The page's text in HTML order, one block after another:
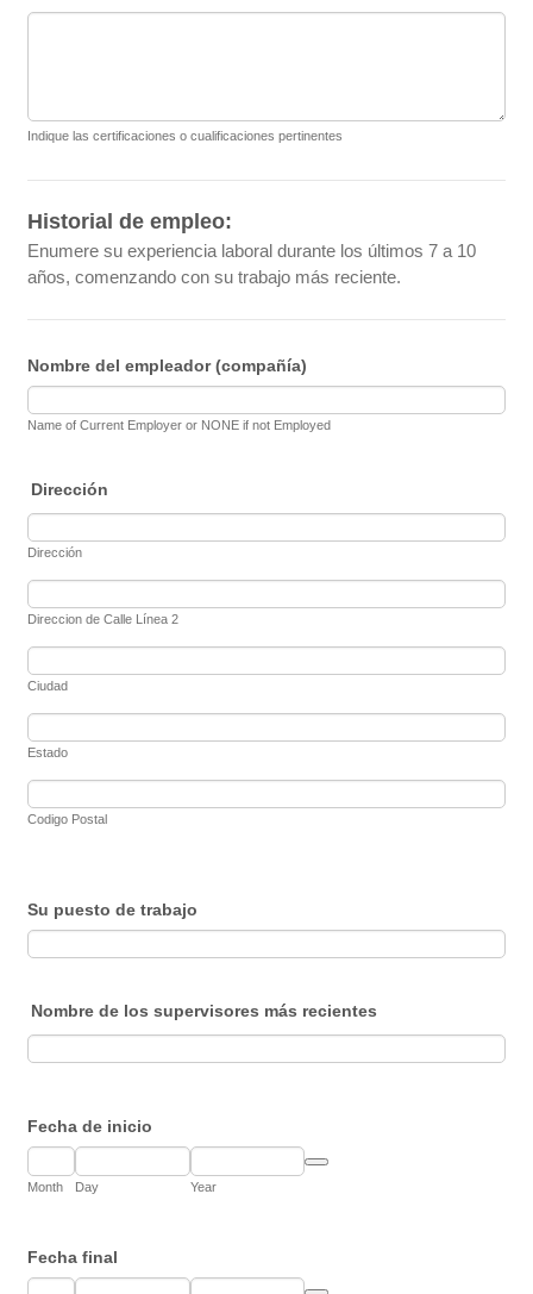
Indique las certificaciones o cualificaciones pertinentes
Historial de empleo:
Enumere su experiencia laboral durante los últimos 7 a 10
años, comenzando con su trabajo más reciente.
Nombre del empleador (compañía)
Name of Current Employer or NONE if not Employed
Dirección
Dirección
Direccion de Calle Línea 2
Ciudad
Estado
Codigo Postal
Su puesto de trabajo
Nombre de los supervisores más recientes
Fecha de inicio
Month Day Year
Date Picker Icon
Fecha final